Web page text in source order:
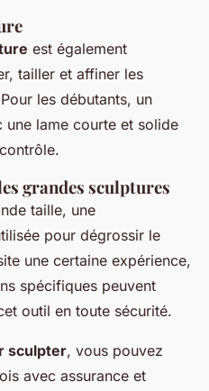
est également
tailler et affiner les
les débutants, un
lame courte et solide
grandes sculptures
taille, une
pour dégrossir le
une certaine expérience,
spécifiques peuvent
outil en toute sécurité.
sculpter, vous pouvez
avec assurance et